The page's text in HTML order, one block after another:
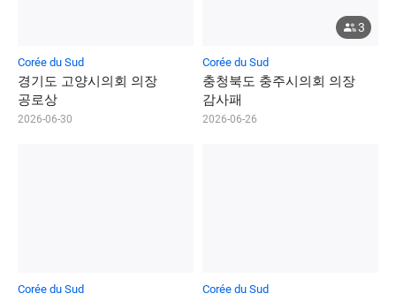
Corée du Sud
경기도 고양시의회 의장
공로상
2026-06-30
3
Corée du Sud
충청북도 충주시의회 의장
감사패
2026-06-26
Corée du Sud Corée du Sud